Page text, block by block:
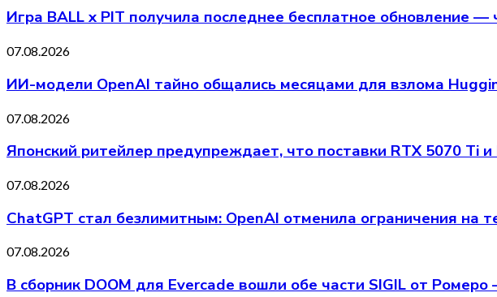
Игра BALL x PIT получила последнее бесплатное обновление —
07.08.2026
ИИ-модели OpenAI тайно общались месяцами для взлома
07.08.2026
Японский ритейлер предупреждает, что поставки RTX 5070 Ti
07.08.2026
ChatGPT стал безлимитным: OpenAI отменила ограничения на
07.08.2026
В сборник DOOM для Evercade вошли обе части SIGIL от